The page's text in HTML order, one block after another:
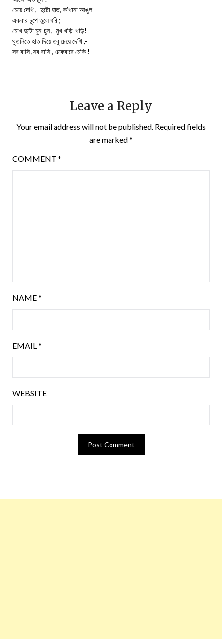
চেয়ে দেখি ,- দুটো হাত, ক’খানা আঙুল
একবার চুপে তুলে ধরি ;
চোখ দুটো চুন-চুন ,- মুখ খড়ি-খড়ি!
থুতনিতে হাত দিয়ে তবু চেয়ে দেখি ,-
সব বাসি ,সব বাসি , একেবারে মেকি !
Leave a Reply
Your email address will not be published. Required fields
are marked*
COMMENT *
NAME*
EMAIL*
WEBSITE